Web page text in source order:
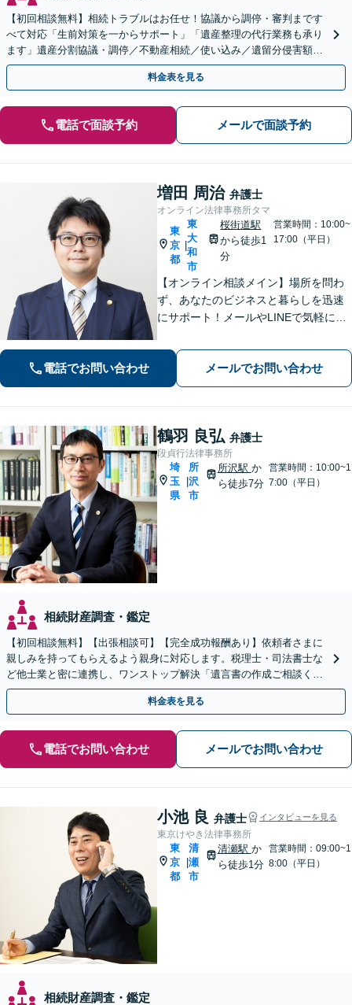
【初回相談無料】相続トラブルはお任せ！協議から調停・審判まです
べて対応「生前対策を一からサポート」「遺産整理の代行業務も承り
ます」遺産分割協議・調停／不動産相続／使い込み／遺留分侵害額請
求／相続放棄【完全個室】【国分寺駅3分】
料金表を見る
電話で面談予約 メールで面談予約
増田 周治 弁護士
オンライン法律事務所タマ
東
京
都
|
東
大
和
市
桜街道駅
から徒歩1
分
営業時間：10:00~
17:00（平日）
【オンライン相談メイン】場所を問わ
ず、あなたのビジネスと暮らしを迅速
にサポート！メールやLINEで気軽につ
いた確かな解決力で、進むべき道を丁
寧に示します。【メール・LINE 受付
中】
電話でお問い合わせ メールでお問い合わせ
鶴羽 良弘 弁護士
段貞行法律事務所
埼
玉
県
所
沢
市
所沢駅 か
ら徒歩7分
営業時間：10:00~1
7:00（平日）
相続財産調査・鑑定
【初回相談無料】【出張相談可】【完全成功報酬あり】依頼者さまに
親しみを持ってもらえるよう親身に対応します。税理士・司法書士な
ど他士業と密に連携し、ワンストップ解決「遺言書の作成ご相談くだ
さい／相続での揉め事を未然に防ぐ」【休日・夜間相談可】
料金表を見る
電話でお問い合わせ メールでお問い合わせ
小池 良 弁護士 インタビューを見る
東京けやき法律事務所
東
京
都
清
瀬
市
清瀬駅 か
ら徒歩1分
営業時間：09:00~1
8:00（平日）
相続財産調査・鑑定